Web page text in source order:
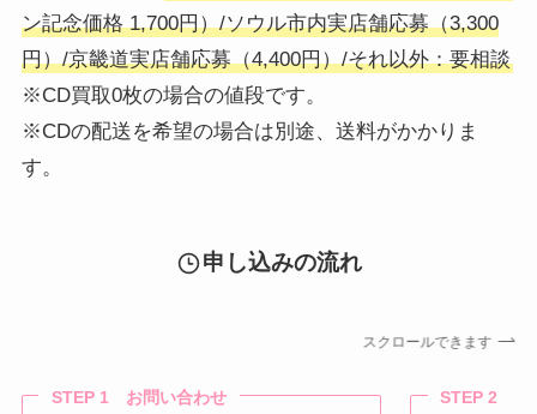
ン記念価格 1,700円）/ソウル市内実店舗応募（3,300
円）/京畿道実店舗応募（4,400円）/それ以外：要相談
※CD買取0枚の場合の値段です。
※CDの配送を希望の場合は別途、送料がかかりま
す。
申し込みの流れ
スクロールできます
STEP 1 お問い合わせ STEP 2 ご